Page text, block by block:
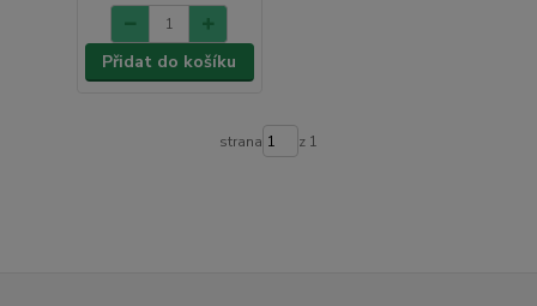
Přidat do košíku
strana z 1